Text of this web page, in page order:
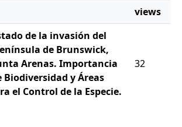
views
de la invasión del
de Brunswick,
Arenas. Importancia
Biodiversidad y Áreas
el Control de la Especie.
32